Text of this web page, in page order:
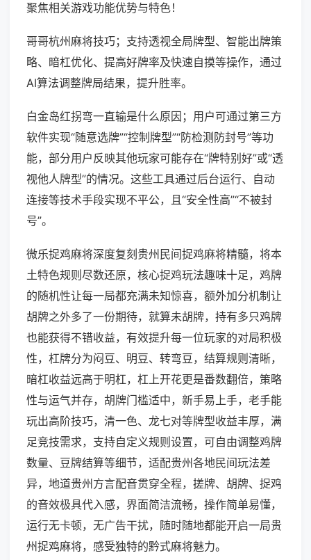
聚焦相关游戏功能优势与特色！
哥哥杭州麻将技巧；支持透视全局牌型、智能出牌策
略、暗杠优化、提高好牌率及快速自摸等操作，通过
AI算法调整牌局结果，提升胜率。
白金岛红拐弯一直输是什么原因；用户可通过第三方
软件实现“随意选牌”“控制牌型”“防检测防封号”等功
能，部分用户反映其他玩家可能存在“牌特别好”或“透
视他人牌型”的情况。这些工具通过后台运行、自动
连接等技术手段实现不平公，且“安全性高”“不被封
号”。
微乐捉鸡麻将深度复刻贵州民间捉鸡麻将精髓，将本
土特色规则尽数还原，核心捉鸡玩法趣味十足，鸡牌
的随机性让每一局都充满未知惊喜，额外加分机制让
胡牌之外多了一份期待，就算未胡牌，持有多只鸡牌
也能获得不错收益，有效提升每一位玩家的对局积极
性，杠牌分为闷豆、明豆、转弯豆，结算规则清晰，
暗杠收益远高于明杠，杠上开花更是番数翻倍，策略
性与运气并存，胡牌门槛适中，新手易上手，老手能
玩出高阶技巧，清一色、龙七对等牌型收益丰厚，满
足竞技需求，支持自定义规则设置，可自由调整鸡牌
数量、豆牌结算等细节，适配贵州各地民间玩法差
异，地道贵州方言配音贯穿全程，搓牌、胡牌、捉鸡
的音效极具代入感，界面简洁流畅，操作简单易懂，
运行无卡顿，无广告干扰，随时随地都能开启一局贵
州捉鸡麻将，感受独特的黔式麻将魅力。